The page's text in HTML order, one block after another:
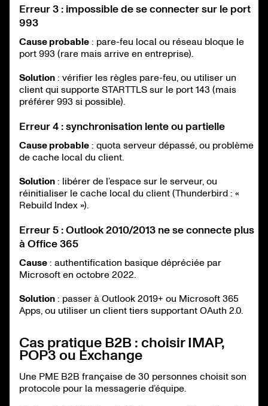
Erreur 3 : impossible de se connecter sur le port
993
Cause probable : pare-feu local ou réseau bloque le
port 993 (rare mais arrive en entreprise).
Solution : vérifier les règles pare-feu, ou utiliser un
client qui supporte STARTTLS sur le port 143 (mais
préférer 993 si possible).
Erreur 4 : synchronisation lente ou partielle
Cause probable : quota serveur dépassé, ou problème
de cache local du client.
Solution : libérer de l’espace sur le serveur, ou
réinitialiser le cache local du client (Thunderbird : «
Rebuild Index »).
Erreur 5 : Outlook 2010/2013 ne se connecte plus
à Office 365
Cause : authentification basique dépréciée par
Microsoft en octobre 2022.
Solution : passer à Outlook 2019+ ou Microsoft 365
Apps, ou utiliser un client tiers supportant OAuth 2.0.
Cas pratique B2B : choisir IMAP,
POP3 ou Exchange
Une PME B2B française de 30 personnes choisit son
protocole pour la messagerie d’équipe.